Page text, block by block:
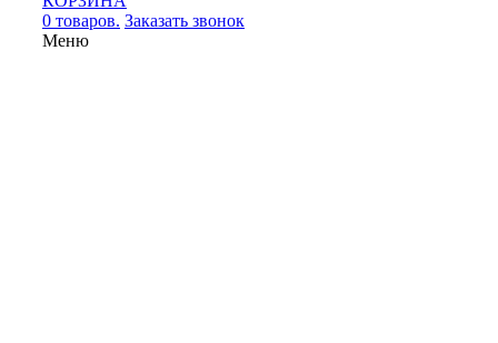
0 товаров. Заказать звонок
Меню